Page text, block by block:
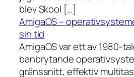
blev Skool […]
AmigaOS –
sin tid
AmigaOS var ett av 1980-
banbrytande
gränssnitt, effektiv